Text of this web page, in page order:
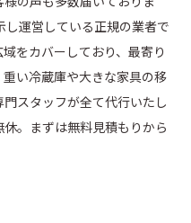
滝山町
田町
台町
運営している正規の業者で
をカバーしており、最寄り
い冷蔵庫や大きな家具の移
スタッフが全て代行いたし
。まずは無料見積もりから